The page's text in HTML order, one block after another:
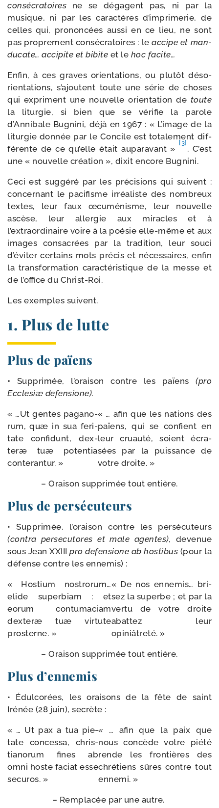
consé­cra­toires ne se dégagent pas, ni par la
musique, ni par les carac­tères d’imprimerie, de
celles qui, pro­non­cées aus­si en ce lieu, ne sont
pas pro­pre­ment consé­cra­toires : leaccipe et man­
du­cate… acci­pite et bibite et le hoc facite…
Enfin, à ces graves orien­ta­tions, ou plu­tôt déso­
rien­ta­tions, s’ajoutent toute une série de choses
qui expriment une nou­velle orien­ta­tion de toute
la litur­gie, si bien que se véri­fie la parole
d’Annibale Bugnini, déjà en 1967 : « L’image de la
litur­gie don­née par le Concile est tota­le­ment dif­
fé­rente de ce qu’elle était aupa­ra­vant »
[3]
. C’est
une « nou­velle créa­tion », dixit encore Bugnini.
Ceci est sug­gé­ré par les pré­ci­sions qui suivent :
concer­nant le paci­fisme irréa­liste des nom­breux
textes, leur faux œcu­mé­nisme, leur nou­velle
ascèse, leur aller­gie aux miracles et à
l’extraordinaire voire à la poé­sie elle-​même et aux
images consa­crées par la tra­di­tion, leur sou­ci
d’éviter cer­tains mots pré­cis et néces­saires, enfin
la trans­for­ma­tion carac­té­ris­tique de la messe et
de l’office du Christ-Roi.
Les exemples suivent.
1. Plus de lutte
Plus de païens
• Supprimée, l’oraison contre les païens (pro
Ecclesiæ defen­sione).
« …Ut gentes paga­no­
rum, quæ in sua feri­
tate confi­dunt, dex­
teræ tuæ poten­tia
conterantur. »
« … afin que les nations des
païens, qui se confient en
leur cruau­té, soient écra­
sées par la puis­sance de
votre droite. »
– Oraison sup­pri­mée tout entière.
Plus de persécuteurs
• Supprimée, l’oraison contre les per­sé­cu­teurs
(contra per­se­cu­tores et male agentes), deve­nue
sous Jean XXIIIpro defen­sione ab hos­ti­bus (pour la
défense contre les ennemis) :
« Hostium nos­tro­rum…
elide super­biam : et
eorum contu­ma­ciam
dex­teræ tuæ vir­tute
prosterne. »
« De nos enne­mis… bri­
sez la superbe ; et par la
ver­tu de votre droite
abat­tez leur
opiniâtreté. »
– Oraison sup­pri­mée tout entière.
Plus d’ennemis
• Édulcorées, les orai­sons de la fête de saint
Irénée (28 juin), secrète :
« … Ut pax a tua pie­
tate conces­sa, chris­
tia­no­rum fines ab
omni hoste faciat esse
securos. »
« … afin que la paix que
nous concède votre pié­té
rende les fron­tières des
chré­tiens sûres contre tout
ennemi. »
– Remplacée par une autre.